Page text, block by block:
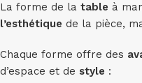
La forme de la table à
l’esthétique de la pièce,
Chaque forme offre des
d’espace et de style :